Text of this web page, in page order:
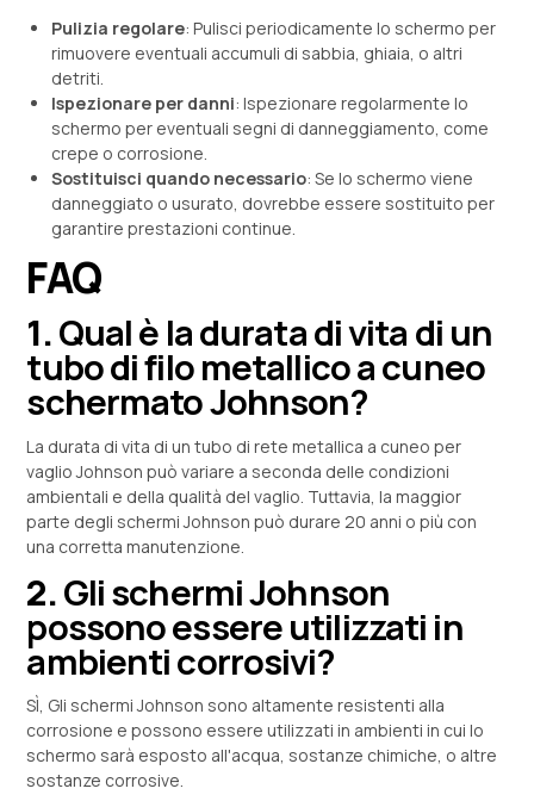
Pulizia regolare: Pulisci periodicamente lo schermo per
rimuovere eventuali accumuli di sabbia, ghiaia, o altri
detriti.
Ispezionare per danni: Ispezionare regolarmente lo
schermo per eventuali segni di danneggiamento, come
crepe o corrosione.
Sostituisci quando necessario: Se lo schermo viene
danneggiato o usurato, dovrebbe essere sostituito per
garantire prestazioni continue.
FAQ
1.Qual è la durata di vita di un
tubo di filo metallico a cuneo
schermato Johnson?
La durata di vita di un tubo di rete metallica a cuneo per
vaglio Johnson può variare a seconda delle condizioni
ambientali e della qualità del vaglio. Tuttavia, la maggior
parte degli schermi Johnson può durare 20 anni o più con
una corretta manutenzione.
2.Gli schermi Johnson
possono essere utilizzati in
ambienti corrosivi?
SÌ, Gli schermi Johnson sono altamente resistenti alla
corrosione e possono essere utilizzati in ambienti in cui lo
schermo sarà esposto all'acqua, sostanze chimiche, o altre
sostanze corrosive.